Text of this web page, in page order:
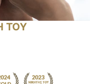
ΤΟΥ